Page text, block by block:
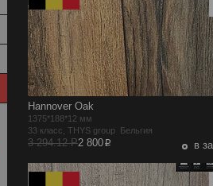
Hannover Oak
1375*188*12 мм
33 класс, THYS group Бельгия
3 294.12 Р2 800p в